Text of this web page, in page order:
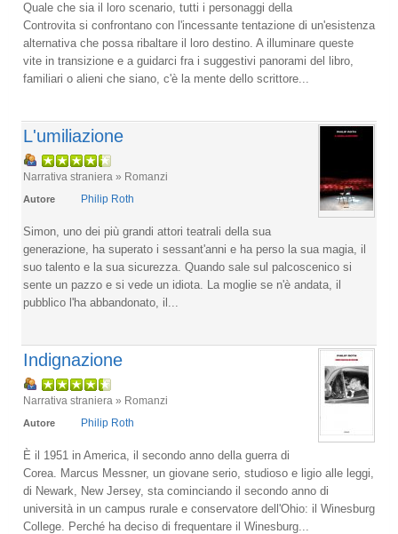
Quale che sia il loro scenario, tutti i personaggi della
Controvita si confrontano con l'incessante tentazione di un'esistenza
alternativa che possa ribaltare il loro destino. A illuminare queste
vite in transizione e a guidarci fra i suggestivi panorami del libro,
familiari o alieni che siano, c'è la mente dello scrittore...
L'umiliazione
Narrativa straniera » Romanzi
Autore Philip Roth
Simon, uno dei più grandi attori teatrali della sua
generazione, ha superato i sessant'anni e ha perso la sua magia, il
suo talento e la sua sicurezza. Quando sale sul palcoscenico si
sente un pazzo e si vede un idiota. La moglie se n'è andata, il
pubblico l'ha abbandonato, il...
Indignazione
Narrativa straniera » Romanzi
Autore Philip Roth
È il 1951 in America, il secondo anno della guerra di
Corea. Marcus Messner, un giovane serio, studioso e ligio alle leggi,
di Newark, New Jersey, sta cominciando il secondo anno di
università in un campus rurale e conservatore dell'Ohio: il Winesburg
College. Perché ha deciso di frequentare il Winesburg...